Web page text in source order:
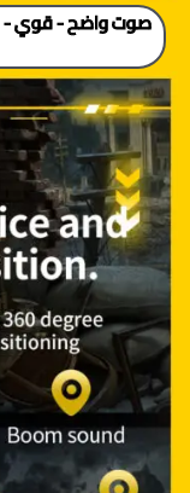
صوت واضح - قوي -